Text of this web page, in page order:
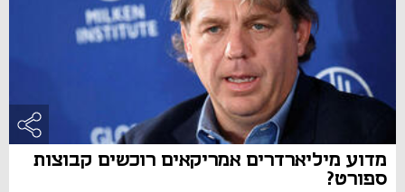
מדוע מיליארדרים אמריקאים רוכשים קבוצות
ספורט?